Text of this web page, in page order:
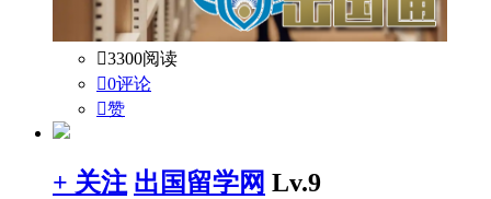
3300阅读
0评论
赞
+ 关注 出国留学网 Lv.9